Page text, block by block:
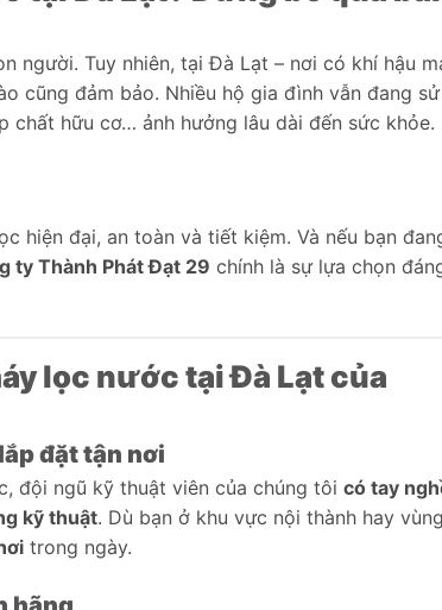
người. Tuy nhiên, tại Đà Lạt – nơi có khí hậu
cũng đảm bảo. Nhiều hộ gia đình vẫn đang sử
chất hữu cơ… ảnh hưởng lâu dài đến sức khỏe.
hiện đại, an toàn và tiết kiệm. Và nếu bạn
ty Thành Phát Đạt 29 chính là sự lựa chọn
lọc nước tại Đà Lạt của
đặt tận nơi
đội ngũ kỹ thuật viên của chúng tôi có tay
kỹ thuật. Dù bạn ở khu vực nội thành hay
trong ngày.